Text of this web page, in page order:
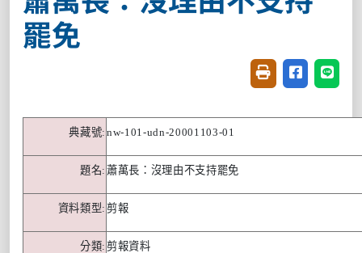
罷免
友善列印(開新視
分享至臉書
分享
典藏號: nw-101-udn-20001103-01
題名: 蕭萬長：沒理由不支持罷免
資料類型: 剪報
分類: 剪報資料